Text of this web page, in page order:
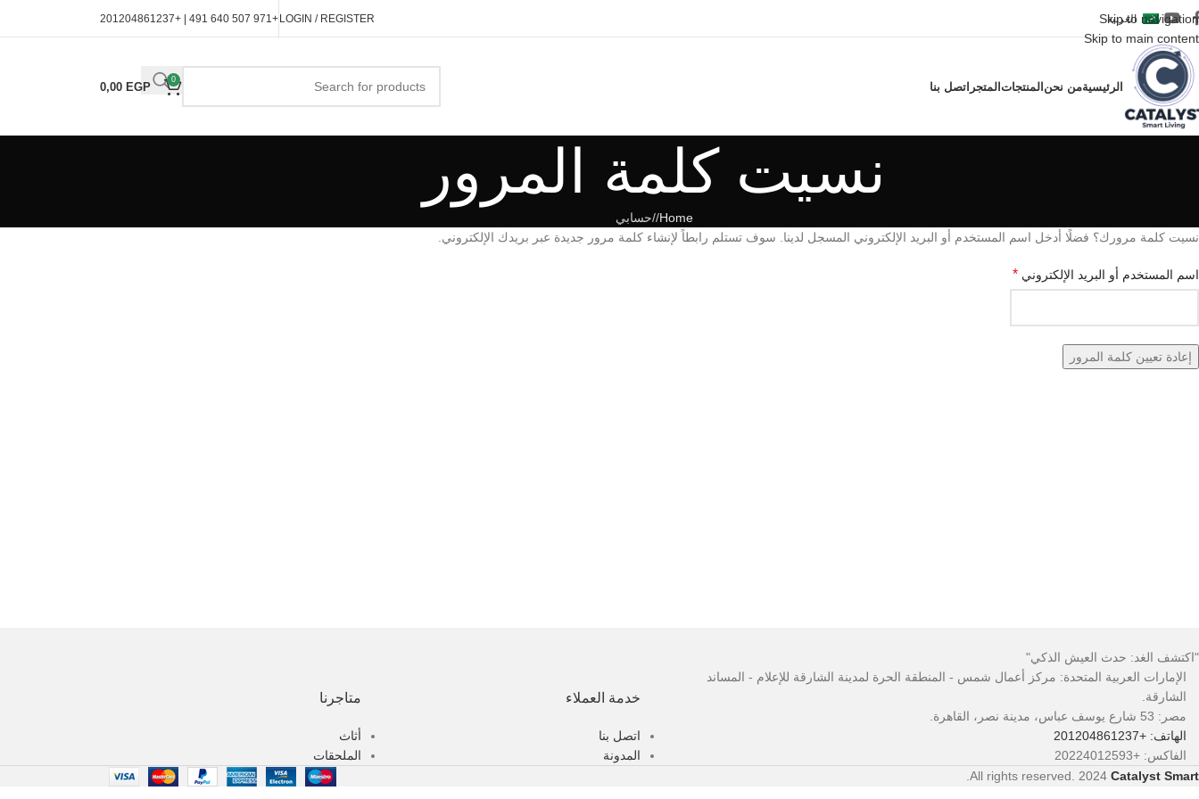
Skip to navigation
Skip to main content
العربية LOGIN / REGISTER
+971 507 640 491
| +201204861237
الرئيسيةمن نحنالمنتجاتالمتجر اتصل بنا
0
0,00EGP
نسيت كلمة المرور
Home
/ حسابي
نسيت كلمة مرورك؟ فضلًا أدخل اسم المستخدم أو البريد الإلكتروني المسجل لدينا. سوف تستلم رابطاً لإنشاء كلمة مرور جديدة عبر بريدك الإلكتروني.
اسم المستخدم أو البريد الإلكتروني *
إعادة تعيين كلمة المرور
"اكتشف الغد: حدث العيش الذكي"
الإمارات العربية المتحدة: مركز أعمال شمس - المنطقة الحرة لمدينة الشارقة للإعلام - المساند
الشارقة.
مصر: 53 شارع يوسف عباس، مدينة نصر، القاهرة.
الهاتف: +201204861237
الفاكس: +20224012593
خدمة العملاء
اتصل بنا
المدونة
متاجرنا
أثاث
الملحقات
All rights reserved.
2024 Catalyst Smart